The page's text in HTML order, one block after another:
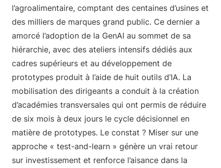
l’agroalimentaire, comptant des centaines d’usines et
des milliers de marques grand public. Ce dernier a
amorcé l’adoption de la GenAI au sommet de sa
hiérarchie, avec des ateliers intensifs dédiés aux
cadres supérieurs et au développement de
prototypes produit à l’aide de huit outils d’IA. La
mobilisation des dirigeants a conduit à la création
d’académies transversales qui ont permis de réduire
de six mois à deux jours le cycle décisionnel en
matière de prototypes. Le constat ? Miser sur une
approche « test-and-learn » génère un vrai retour
sur investissement et renforce l’aisance dans la